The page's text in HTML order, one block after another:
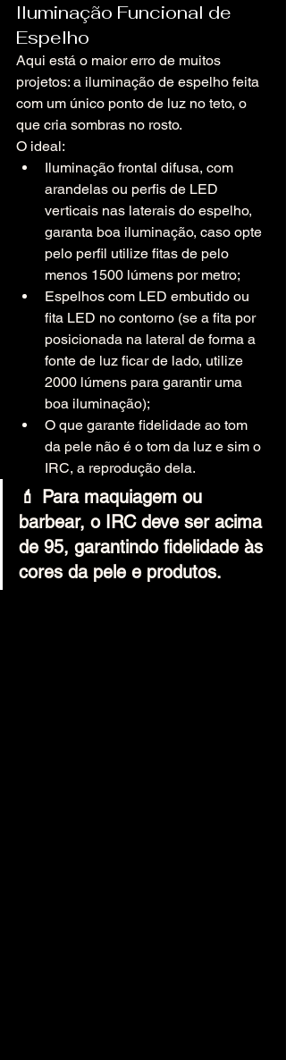
Iluminação Funcional de
Espelho
Aqui está o maior erro de muitos
projetos: a iluminação de espelho feita
com um único ponto de luz no teto, o
que cria sombras no rosto.
O ideal:
Iluminação frontal difusa, com
arandelas ou perfis de LED
verticais nas laterais do espelho,
garanta boa iluminação, caso opte
pelo perfil utilize fitas de pelo
menos 1500 lúmens por metro;
Espelhos com LED embutido ou
fita LED no contorno (se a fita por
posicionada na lateral de forma a
fonte de luz ficar de lado, utilize
2000 lúmens para garantir uma
boa iluminação);
O que garante fidelidade ao tom
da pele não é o tom da luz e sim o
IRC, a reprodução dela.
💄 Para maquiagem ou
barbear, o IRC deve ser acima
de 95, garantindo fidelidade às
cores da pele e produtos.